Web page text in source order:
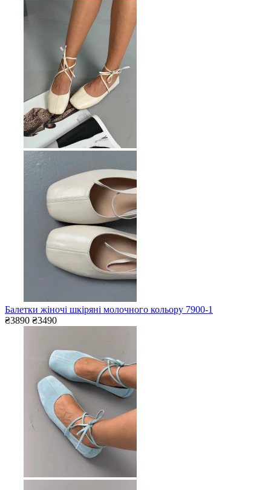
Балетки жіночі шкіряні молочного кольору 7900-1
₴3890 ₴3490